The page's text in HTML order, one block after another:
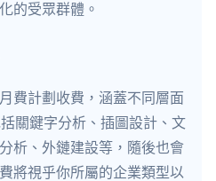
的受眾群體。
費計劃收費，涵蓋不同層面
關鍵字分析、插圖設計、文
析、外鏈建設等，隨後也會
將視乎你所屬的企業類型以